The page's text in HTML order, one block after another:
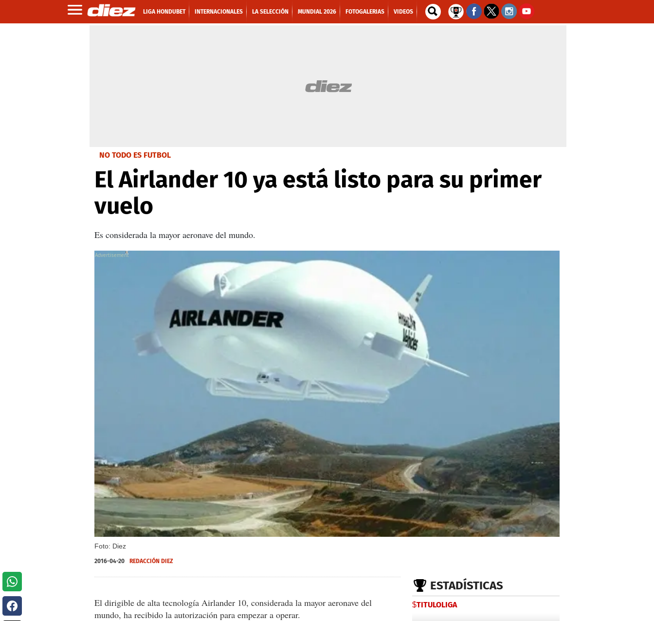
LIGA HONDUBET INTERNACIONALES LA SELECCIÓN MUNDIAL 2026 FOTOGALERIAS VIDEOS
NO TODO ES FUTBOL
El Airlander 10 ya está listo para su primer
vuelo
Es considerada la mayor aeronave del mundo.
Foto: Diez
X
2016-04-20 REDACCIÓN DIEZ
El dirigible de alta tecnología Airlander 10, considerada la mayor aeronave del
mundo, ha recibido la autorización para empezar a operar.
ESTADÍSTICAS
$TITULOLIGA